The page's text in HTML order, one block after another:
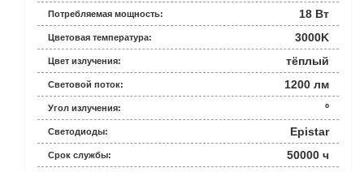
Потребляемая мощность: 18 Вт
Цветовая температура: 3000K
Цвет излучения: тёплый
Световой поток: 1200 лм
Угол излучения: º
Светодиоды: Epistar
Срок службы: 50000 ч